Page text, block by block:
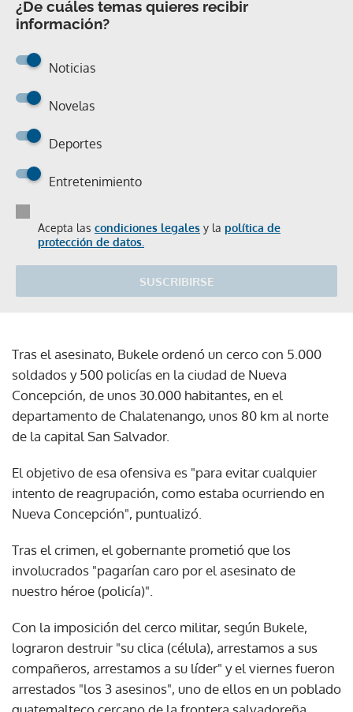
¿De cuáles temas quieres recibir
información?
Noticias
Novelas
Deportes
Entretenimiento
Acepta las condiciones legales y la política de
protección de datos.
SUSCRIBIRSE
Tras el asesinato, Bukele ordenó un cerco con 5.000
soldados y 500 policías en la ciudad de Nueva
Concepción, de unos 30.000 habitantes, en el
departamento de Chalatenango, unos 80 km al norte
de la capital San Salvador.
El objetivo de esa ofensiva es "para evitar cualquier
intento de reagrupación, como estaba ocurriendo en
Nueva Concepción", puntualizó.
Tras el crimen, el gobernante prometió que los
involucrados "pagarían caro por el asesinato de
nuestro héroe (policía)".
Con la imposición del cerco militar, según Bukele,
lograron destruir "su clica (célula), arrestamos a sus
compañeros, arrestamos a su líder" y el viernes fueron
arrestados "los 3 asesinos", uno de ellos en un poblado